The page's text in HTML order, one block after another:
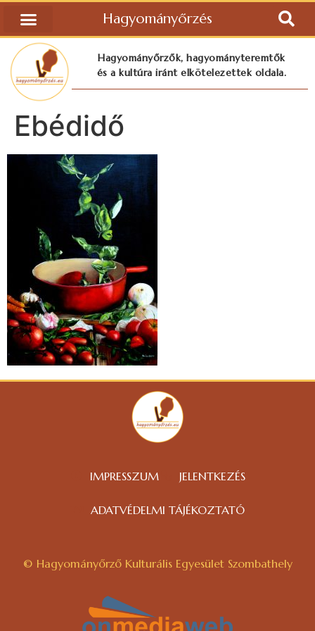
Hagyományőrzés
Hagyományőrzők, hagyományteremtők
és a kultúra iránt elkötelezettek oldala.
Ebédidő
IMPRESSZUM JELENTKEZÉS
ADATVÉDELMI TÁJÉKOZTATÓ
© Hagyományőrző Kulturális Egyesület Szombathely